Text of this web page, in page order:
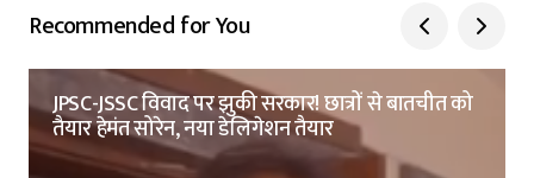
Recommended for You
JPSC-JSSC विवाद पर झुकी सरकार! छात्रों से बातचीत को
तैयार हेमंत सोरेन, नया डेलिगेशन तैयार